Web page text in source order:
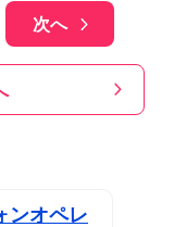
次へ
ンオペレ